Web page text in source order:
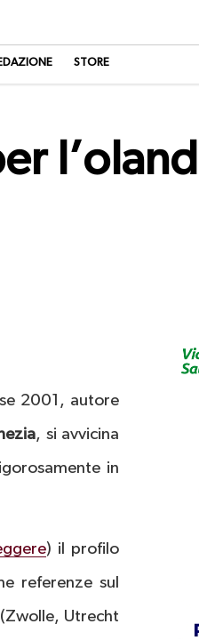
STORE
2001, autore
, si avvicina
in
) il profilo
referenze sul
Utrecht